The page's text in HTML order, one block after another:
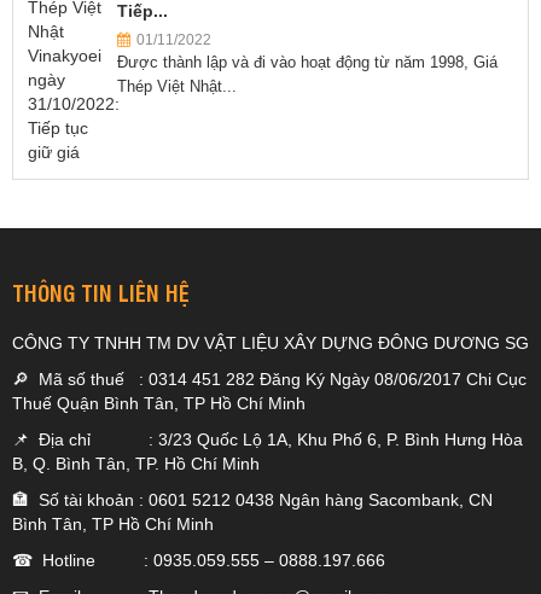
Tiếp...
01/11/2022
Được thành lập và đi vào hoạt động từ năm 1998, Giá
Thép Việt Nhật...
THÔNG TIN LIÊN HỆ
CÔNG TY TNHH TM DV VẬT LIỆU XÂY DỰNG ĐÔNG DƯƠNG SG
🔎 Mã số thuế : 0314 451 282 Đăng Ký Ngày 08/06/2017 Chi Cục
Thuế Quận Bình Tân, TP Hồ Chí Minh
📌 Địa chỉ : 3/23 Quốc Lộ 1A, Khu Phố 6, P. Bình Hưng Hòa
B, Q. Bình Tân, TP. Hồ Chí Minh
🏣 Số tài khoản : 0601 5212 0438 Ngân hàng Sacombank, CN
Bình Tân, TP Hồ Chí Minh
☎ Hotline : 0935.059.555 – 0888.197.666